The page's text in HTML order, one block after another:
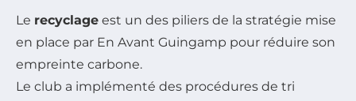
Le recyclage est un des piliers de la stratégie mise
en place par En Avant Guingamp pour réduire son
empreinte carbone.
Le club a implémenté des procédures de tri